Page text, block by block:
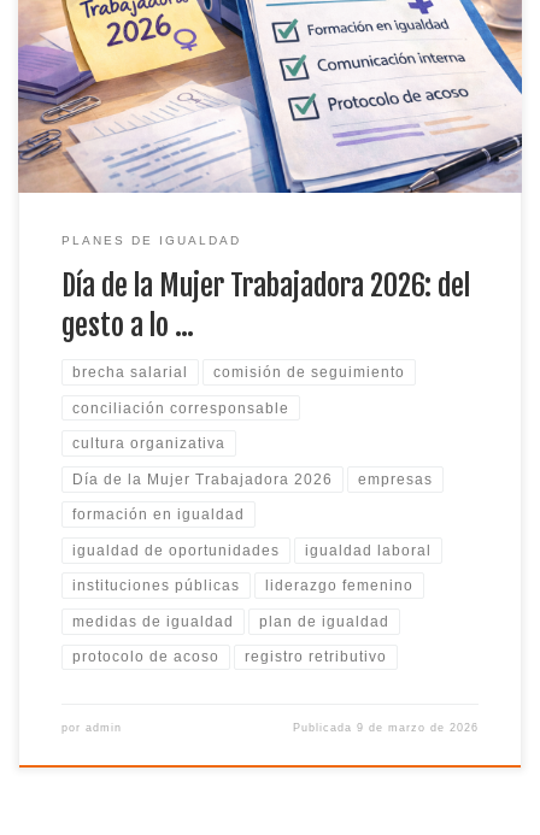
En el Día de la Mujer Trabajadora 2026, convierte “Derechos.
Justicia. Acción.” en pasos reales dentro del Plan de Igualdad
de tu organización.
PLANES DE IGUALDAD
Día de la Mujer Trabajadora 2026: del
gesto a lo …
brecha salarial comisión de seguimiento
conciliación corresponsable
cultura organizativa
Día de la Mujer Trabajadora 2026 empresas
formación en igualdad
igualdad de oportunidades igualdad laboral
instituciones públicas liderazgo femenino
medidas de igualdad plan de igualdad
protocolo de acoso registro retributivo
por admin Publicada9 de marzo de 2026